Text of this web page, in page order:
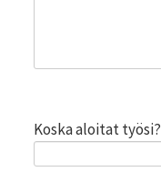
Koska aloitat työsi?